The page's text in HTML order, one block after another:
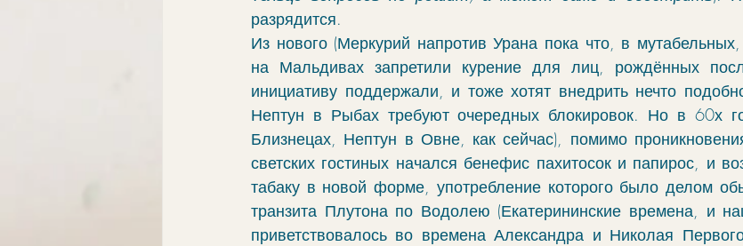
разрядится.
Из нового (Меркурий напротив Урана пока что, в
на Мальдивах запретили курение для лиц, рождённых
инициативу поддержали, и тоже хотят внедрить нечто
Нептун в Рыбах требуют очередных блокировок. Но в 60х
Близнецах, Нептун в Овне, как сейчас), помимо
светских гостиных начался бенефис пахитосок и папирос, и
табаку в новой форме, употребление которого было делом
транзита Плутона по Водолею (Екатерининские времена, и
приветствовалось во времена Александра и Николая